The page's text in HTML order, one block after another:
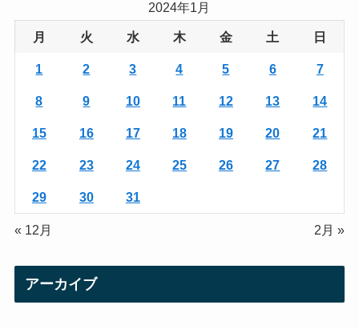
e
r
2024年1月
月 火 水 木 金 土 日
1 2 3 4 5 6 7
8 9 10 11 12 13 14
15 16 17 18 19 20 21
22 23 24 25 26 27 28
29 30 31
« 12月 2月 »
アーカイブ